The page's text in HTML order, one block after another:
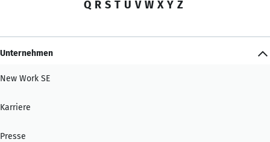
Q R S T U V W X Y Z
Unternehmen
New Work SE
Karriere
Presse